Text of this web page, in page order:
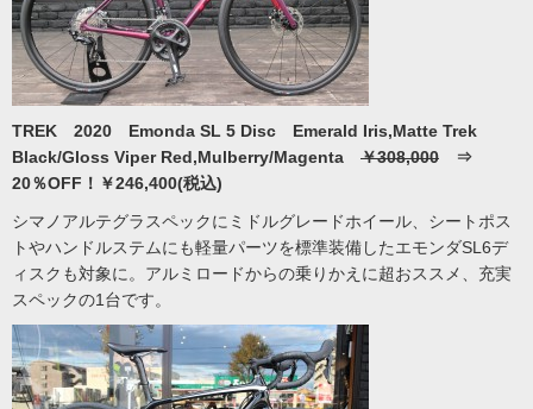
TREK 2020 Emonda SL 5 Disc Emerald Iris,Matte Trek
Black/Gloss Viper Red,Mulberry/Magenta ￥308,000 ⇒
20％OFF！￥246,400(税込)
シマノアルテグラスペックにミドルグレードホイール、シートポス
トやハンドルステムにも軽量パーツを標準装備したエモンダSL6デ
ィスクも対象に。アルミロードからの乗りかえに超おススメ、充実
スペックの1台です。